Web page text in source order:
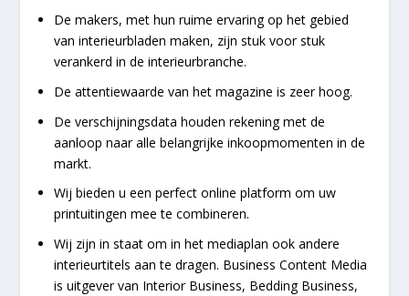
De makers, met hun ruime ervaring op het gebied
van interieurbladen maken, zijn stuk voor stuk
verankerd in de interieurbranche.
De attentiewaarde van het magazine is zeer hoog.
De verschijningsdata houden rekening met de
aanloop naar alle belangrijke inkoopmomenten in de
markt.
Wij bieden u een perfect online platform om uw
printuitingen mee te combineren.
Wij zijn in staat om in het mediaplan ook andere
interieurtitels aan te dragen. Business Content Media
is uitgever van Interior Business, Bedding Business,